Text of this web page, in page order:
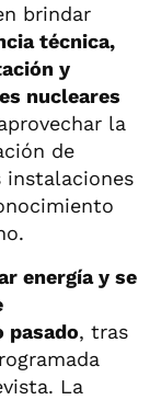
brindar
técnica,
y
nucleares
la
de
instalaciones
energía y se
pasado, tras
La